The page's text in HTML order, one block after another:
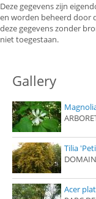
Deze gegevens zijn
en worden beheerd door
deze gegevens zonder
niet toegestaan.
Gallery
Tilia
Acer